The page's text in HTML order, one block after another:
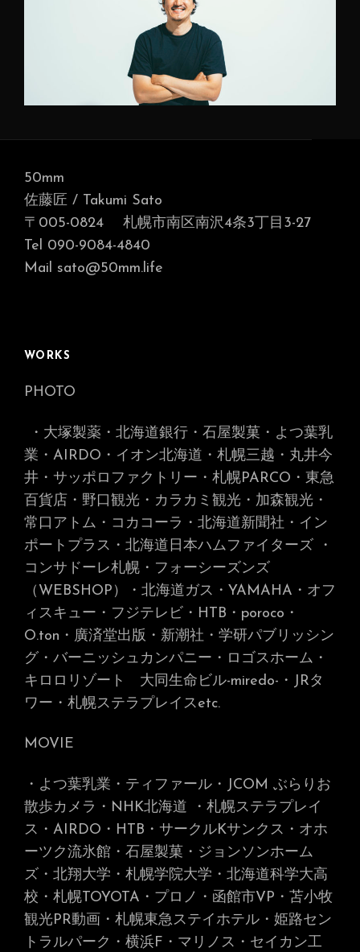
50mm
佐藤匠 / Takumi Sato
〒005-0824 札幌市南区南沢4条3丁目3-27
Tel 090-9084-4840
Mail sato@50mm.life
WORKS
PHOTO
・大塚製薬・北海道銀行・石屋製菓・よつ葉乳
業・AIRDO・イオン北海道・札幌三越・丸井今
井・サッポロファクトリー・札幌PARCO・東急
百貨店・野口観光・カラカミ観光・加森観光・
常口アトム・コカコーラ・北海道新聞社・イン
ポートプラス・北海道日本ハムファイターズ
・
コンサドーレ札幌・フォーシーズンズ
（WEBSHOP）・北海道ガス・YAMAHA・オフ
ィスキュー・フジテレビ・HTB・poroco・
O.ton・廣済堂出版・新潮社・学研パブリッシン
グ・バーニッシュカンパニー・ロゴスホーム・
キロロリゾート 大同生命ビル-miredo- ・JRタ
ワー・札幌ステラプレイスetc.
MOVIE
・よつ葉乳業・ティファール・JCOM ぶらりお
散歩カメラ・NHK北海道
・札幌ステラプレイ
ス・AIRDO・HTB・サークルKサンクス・オホ
ーツク流氷館・石屋製菓・ジョンソンホーム
ズ・北翔大学・札幌学院大学・北海道科学大高
校・札幌TOYOTA・プロノ・函館市VP・苫小牧
観光PR動画・札幌東急ステイホテル・姫路セン
トラルパーク・横浜F・マリノス・セイカン工